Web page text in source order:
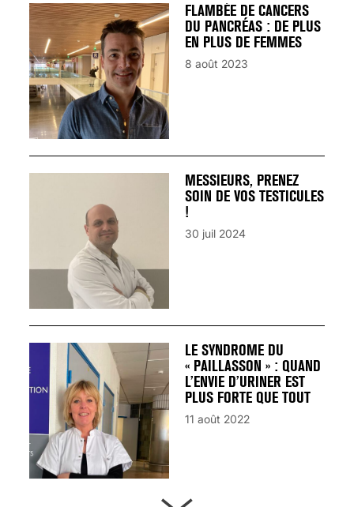
FLAMBÉE DE CANCERS
DU PANCRÉAS : DE PLUS
EN PLUS DE FEMMES
8 août 2023
MESSIEURS, PRENEZ
SOIN DE VOS TESTICULES
!
30 juil 2024
LE SYNDROME DU
« PAILLASSON » : QUAND
L’ENVIE D’URINER EST
PLUS FORTE QUE TOUT
11 août 2022